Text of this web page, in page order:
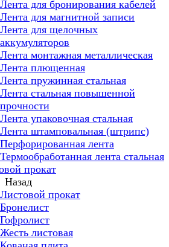
Лента для бронирования кабелей
Лента для магнитной записи
Лента для щелочных
аккумуляторов
Лента монтажная металлическая
Лента плющенная
Лента пружинная стальная
Лента стальная повышенной
прочности
Лента упаковочная стальная
Лента штамповальная (штрипс)
Перфорированная лента
Термообработанная лента стальная
прокат
Назад
Листовой прокат
Бронелист
Гофролист
Жесть листовая